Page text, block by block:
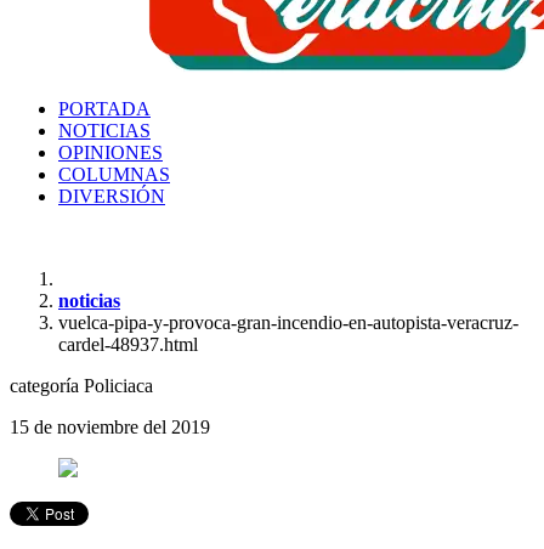
PORTADA
NOTICIAS
OPINIONES
COLUMNAS
DIVERSIÓN
noticias
vuelca-pipa-y-provoca-gran-incendio-en-autopista-veracruz-
cardel-48937.html
categoría Policiaca
15 de noviembre del 2019